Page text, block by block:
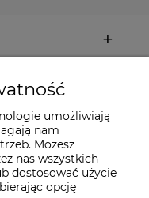
umożliwiają
nam
Możesz
nas wszystkich
dostosować użycie
opcję